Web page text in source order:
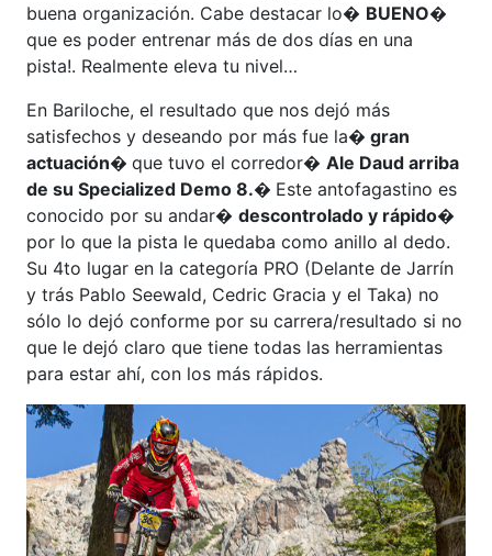
buena organización. Cabe destacar lo� BUENO�
que es poder entrenar más de dos días en una
pista!. Realmente eleva tu nivel…
En Bariloche, el resultado que nos dejó más
satisfechos y deseando por más fue la� gran
actuación� que tuvo el corredor� Ale Daud arriba
de su Specialized Demo 8.� Este antofagastino es
conocido por su andar� descontrolado y rápido�
por lo que la pista le quedaba como anillo al dedo.
Su 4to lugar en la categoría PRO (Delante de Jarrín
y trás Pablo Seewald, Cedric Gracia y el Taka) no
sólo lo dejó conforme por su carrera/resultado si no
que le dejó claro que tiene todas las herramientas
para estar ahí, con los más rápidos.